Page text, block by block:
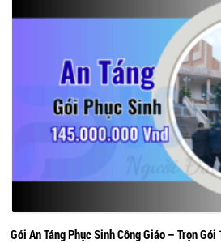
Gói An Táng Phục Sinh Công Giáo – Trọn Gói